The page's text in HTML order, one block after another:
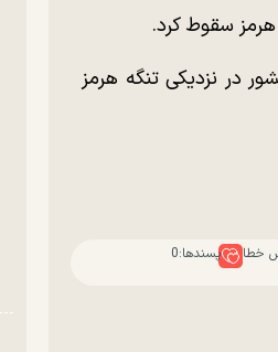
هرمز سقوط کرد.
در نزدیکی تنگه هرمز
خطا پسندها:0